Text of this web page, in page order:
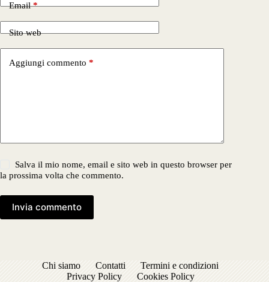
Email*
Sito web
Aggiungi commento *
Salva il mio nome, email e sito web in questo browser per
la prossima volta che commento.
Invia commento
Chi siamo Contatti
Termini e condizioni
Privacy Policy
Cookies Policy